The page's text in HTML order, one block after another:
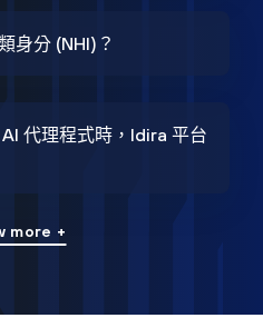
身分 (NHI)？
代理程式時，Idira 平台
more +